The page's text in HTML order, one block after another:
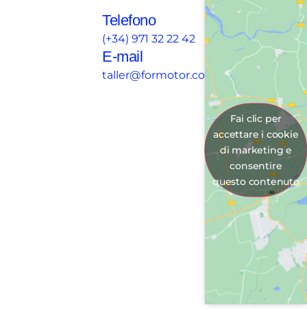
Telefono
(+34) 971 32 22 42
E-mail
taller@formotor.com
Fai clic per
accettare i cookie
di marketing e
consentire
questo contenuto